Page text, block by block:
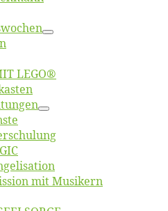
LEGO®
mit Musikern